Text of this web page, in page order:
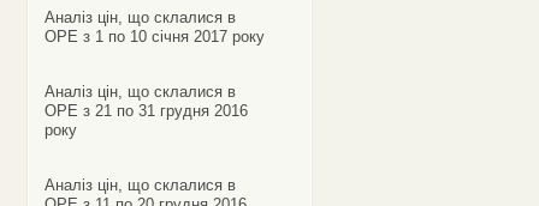
Аналіз цін, що склалися в
ОРЕ з 1 по 10 січня 2017 року
Аналіз цін, що склалися в
ОРЕ з 21 по 31 грудня 2016
року
Аналіз цін, що склалися в